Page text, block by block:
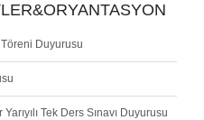
Duyurusu
Tek Ders Sınavı Duyurusu